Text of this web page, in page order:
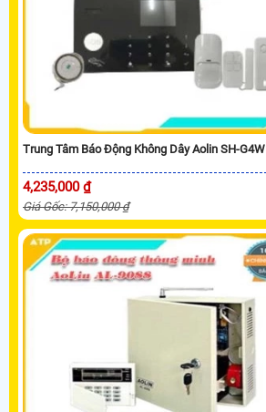
Trung Tâm Báo Động Không Dây Aolin SH-G4W
4,235,000 ₫
Giá Gốc: 7,150,000 ₫